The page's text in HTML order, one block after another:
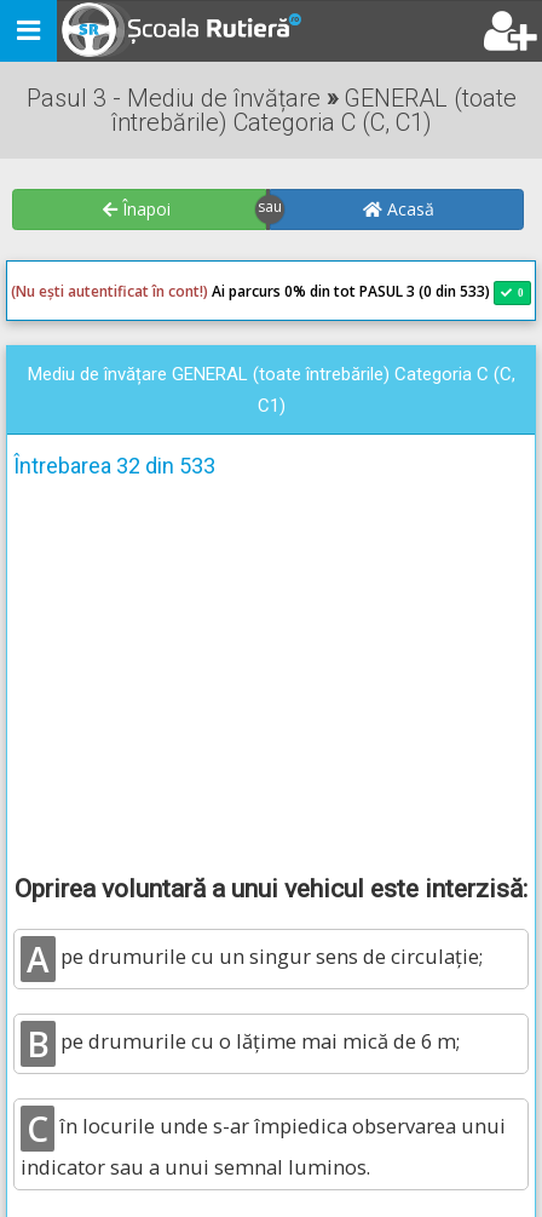
Toggle
navigation
Pasul 3 - Mediu de învățare »GENERAL (toate
întrebările) Categoria C (C, C1)
Înapoi Acasă
(Nu ești autentificat în cont!) Ai parcurs 0% din tot PASUL 3 (0 din 533) 0
Mediu de învățare GENERAL (toate întrebările) Categoria C (C,
C1)
Întrebarea 32 din 533
Oprirea voluntară a unui vehicul este interzisă:
A pe drumurile cu un singur sens de circulație;
B pe drumurile cu o lățime mai mică de 6 m;
C în locurile unde s-ar împiedica observarea unui
indicator sau a unui semnal luminos.